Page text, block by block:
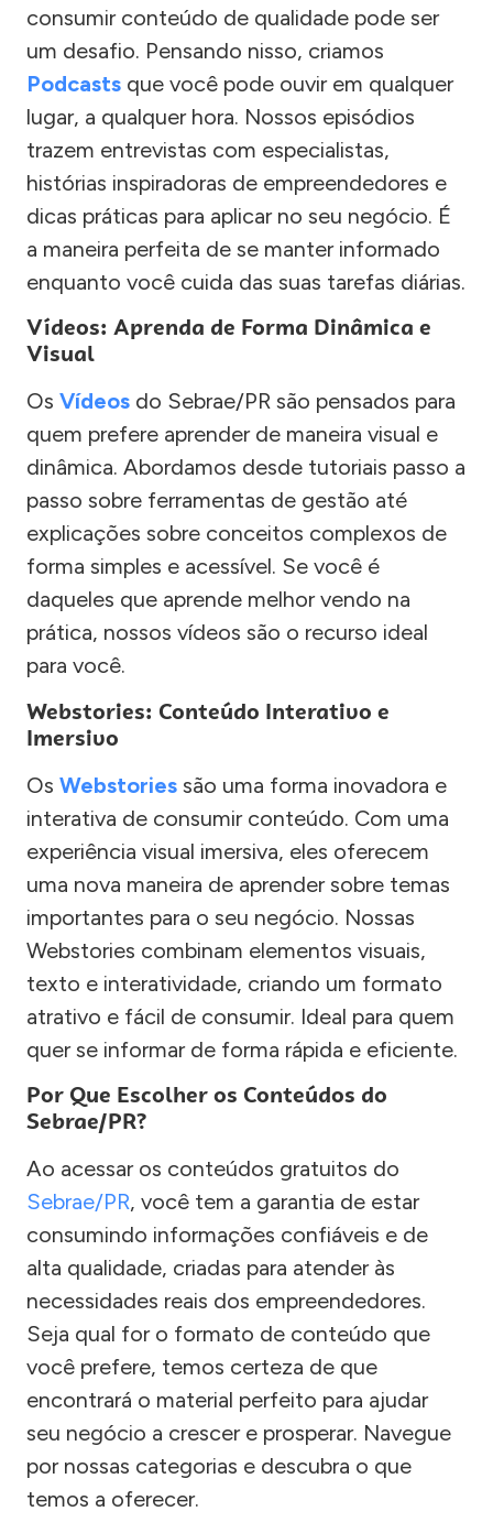
consumir conteúdo de qualidade pode ser
um desafio. Pensando nisso, criamos
Podcasts que você pode ouvir em qualquer
lugar, a qualquer hora. Nossos episódios
trazem entrevistas com especialistas,
histórias inspiradoras de empreendedores e
dicas práticas para aplicar no seu negócio. É
a maneira perfeita de se manter informado
enquanto você cuida das suas tarefas diárias.
Vídeos: Aprenda de Forma Dinâmica e
Visual
Os Vídeos do Sebrae/PR são pensados para
quem prefere aprender de maneira visual e
dinâmica. Abordamos desde tutoriais passo a
passo sobre ferramentas de gestão até
explicações sobre conceitos complexos de
forma simples e acessível. Se você é
daqueles que aprende melhor vendo na
prática, nossos vídeos são o recurso ideal
para você.
Webstories: Conteúdo Interativo e
Imersivo
Os Webstories são uma forma inovadora e
interativa de consumir conteúdo. Com uma
experiência visual imersiva, eles oferecem
uma nova maneira de aprender sobre temas
importantes para o seu negócio. Nossas
Webstories combinam elementos visuais,
texto e interatividade, criando um formato
atrativo e fácil de consumir. Ideal para quem
quer se informar de forma rápida e eficiente.
Por Que Escolher os Conteúdos do
Sebrae/PR?
Ao acessar os conteúdos gratuitos do
Sebrae/PR, você tem a garantia de estar
consumindo informações confiáveis e de
alta qualidade, criadas para atender às
necessidades reais dos empreendedores.
Seja qual for o formato de conteúdo que
você prefere, temos certeza de que
encontrará o material perfeito para ajudar
seu negócio a crescer e prosperar. Navegue
por nossas categorias e descubra o que
temos a oferecer.